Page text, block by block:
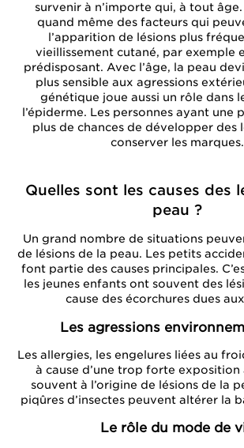
survenir à n’importe qui, à tout
quand même des facteurs qui
l’apparition de lésions plus
vieillissement cutané, par exemple
prédisposant. Avec l’âge, la peau
plus sensible aux agressions
génétique joue aussi un rôle dans
l’épiderme. Les personnes ayant une
plus de chances de développer des
conserver les marques.
Quelles sont les causes des
peau ?
Un grand nombre de situations
de lésions de la peau. Les petits
font partie des causes principales.
les jeunes enfants ont souvent des
cause des écorchures dues
Les agressions
Les allergies, les engelures liées au
à cause d’une trop forte exposition
souvent à l’origine de lésions de la
piqûres d’insectes peuvent altérer la
Le rôle du mode de